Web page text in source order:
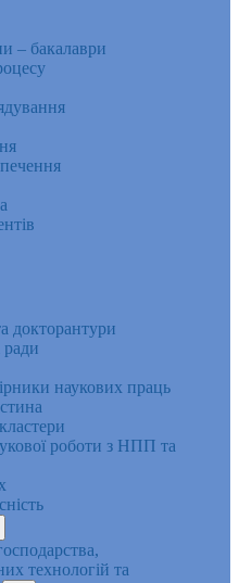
– бакалаври
докторантури
ради
наукових праць
роботи з НПП та
технологій та